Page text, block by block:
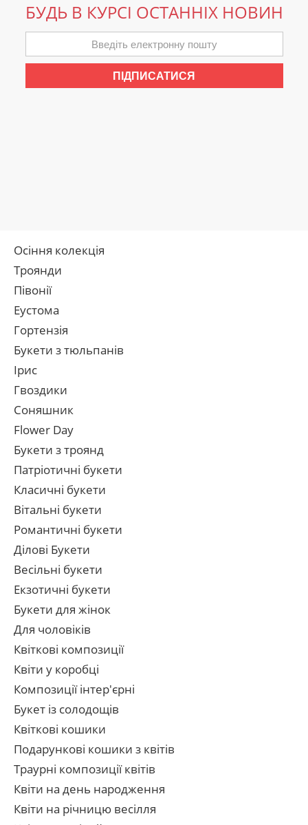
БУДЬ В КУРСІ ОСТАННІХ НОВИН
Осіння колекція
Троянди
Півонії
Еустома
Гортензія
Букети з тюльпанів
Ірис
Гвоздики
Соняшник
Flower Day
Букети з троянд
Патріотичні букети
Класичні букети
Вітальні букети
Романтичні букети
Ділові Букети
Весільні букети
Екзотичні букети
Букети для жінок
Для чоловіків
Квіткові композиції
Квіти у коробці
Композиції інтер'єрні
Букет із солодощів
Квіткові кошики
Подарункові кошики з квітів
Траурні композиції квітів
Квіти на день народження
Квіти на річницю весілля